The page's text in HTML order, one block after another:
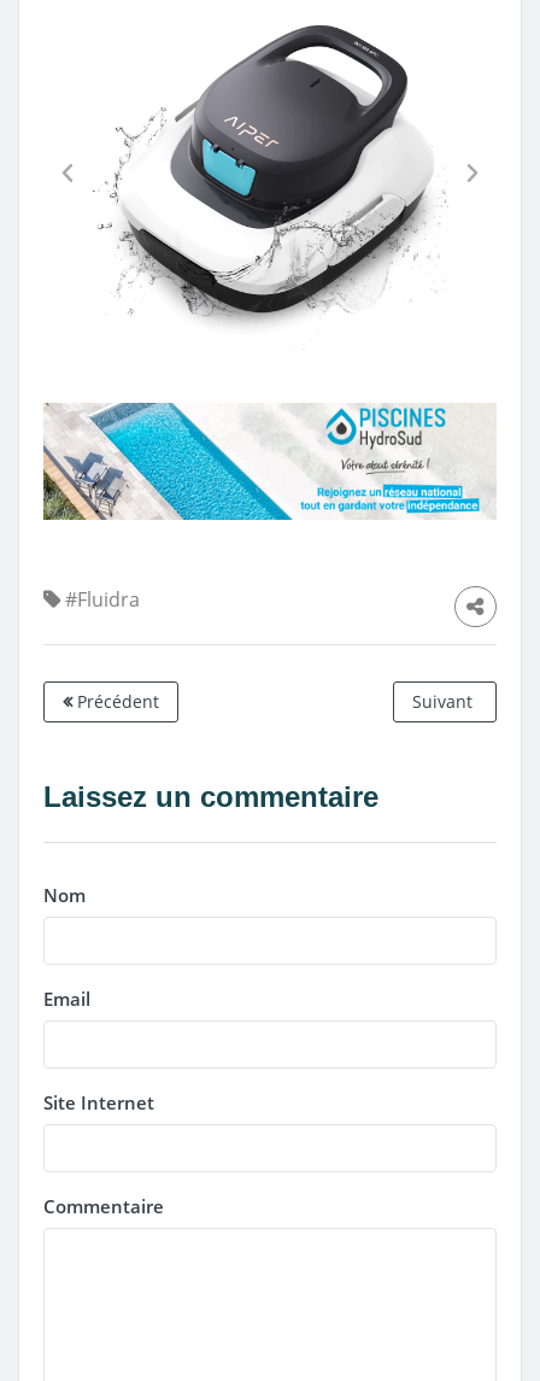
#Fluidra
Précédent Suivant
Laissez un commentaire
Nom
Email
Site Internet
Commentaire